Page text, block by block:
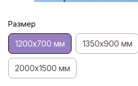
Размер
1200х700 мм 1350х900 мм
2000х1500 мм